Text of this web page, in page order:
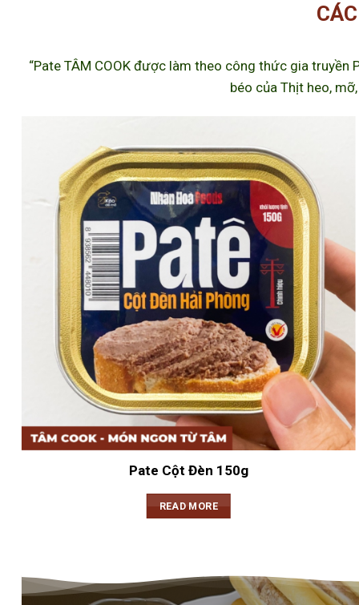
“Pate TÂM COOK được làm theo công thức gia
béo của Thịt heo,
Pate Cột Đèn 150g
READ MORE